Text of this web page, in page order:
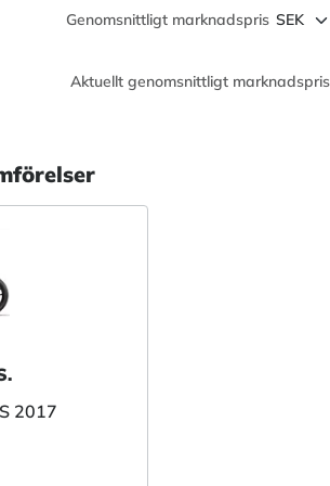
Genomsnittligt marknadspris
Aktuellt genomsnittligt marknadspris